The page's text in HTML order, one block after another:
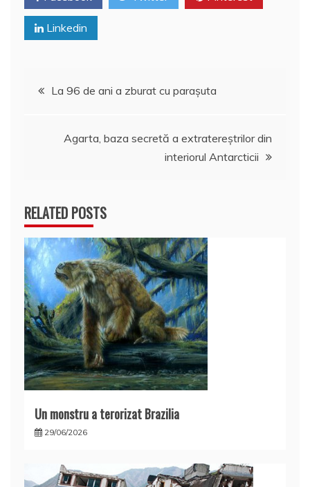
Linkedin
Navigare
La 96 de ani a zburat cu paraşuta
Agarta, baza secretă a extratereştrilor din
interiorul Antarcticii
RELATED POSTS
Un monstru a terorizat Brazilia
29/06/2026